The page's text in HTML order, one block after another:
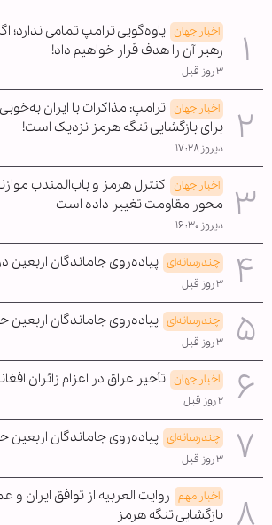
اخبار جهان یاوه‌گویی ترامپ تمامی ندارد؛
رهبر آن را هدف قرار خواهیم داد!
۳ روز قبل
اخبار جهان ترامپ: مذاکرات با ایران
برای بازگشایی تنگه هرمز نزدیک است!
دیروز ۱۷:۲۸
اخبار جهان کنترل هرمز و باب‌المندب
محور مقاومت تغییر داده است
دیروز ۱۶:۳۰
چندرسانه‌ای پیاده‌روی جاماندگان اربعین
۳ روز قبل
چندرسانه‌ای پیاده‌روی جاماندگان اربعین
۳ روز قبل
اخبار جهان تأخیر عراق در اعزام زائران
۲ روز قبل
چندرسانه‌ای پیاده‌روی جاماندگان اربعین
۳ روز قبل
اخبار مهم روایت العربیه از توافق ایران
بازگشایی تنگه هرمز